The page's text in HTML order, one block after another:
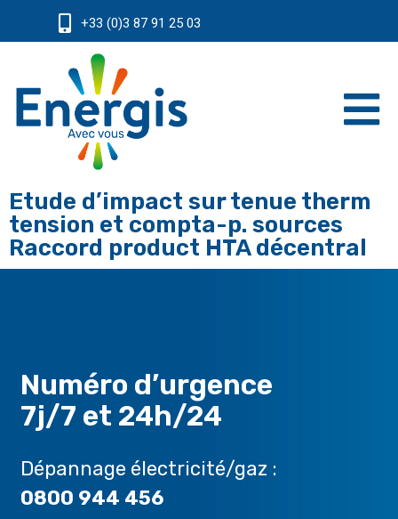
+33 (0)3 87 91 25 03
Etude d’impact sur tenue therm
tension et compta-p. sources
Raccord product HTA décentral
Numéro d’urgence
7j/7 et 24h/24
Dépannage électricité/gaz :
0800 944 456